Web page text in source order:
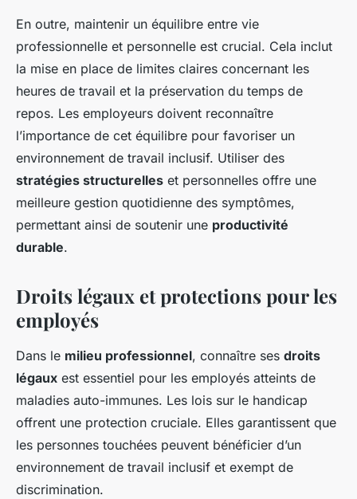
En outre, maintenir un équilibre entre vie
professionnelle et personnelle est crucial. Cela inclut
la mise en place de limites claires concernant les
heures de travail et la préservation du temps de
repos. Les employeurs doivent reconnaître
l’importance de cet équilibre pour favoriser un
environnement de travail inclusif. Utiliser des
stratégies structurelles et personnelles offre une
meilleure gestion quotidienne des symptômes,
permettant ainsi de soutenir une productivité
durable.
Droits légaux et protections pour les
employés
Dans le milieu professionnel, connaître ses droits
légaux est essentiel pour les employés atteints de
maladies auto-immunes. Les lois sur le handicap
offrent une protection cruciale. Elles garantissent que
les personnes touchées peuvent bénéficier d’un
environnement de travail inclusif et exempt de
discrimination.